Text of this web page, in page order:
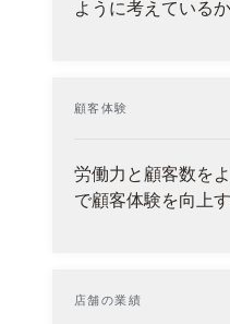
ように考えている
顧客体験
労働力と顧客数を
で顧客体験を向上
店舗の業績